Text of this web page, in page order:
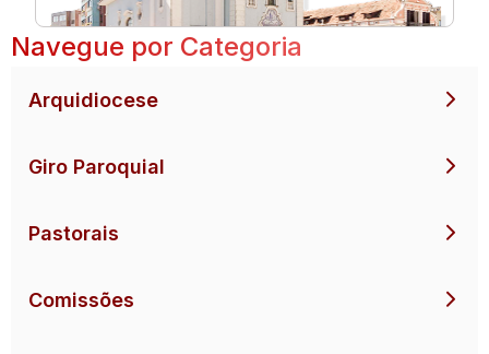
Navegue por Categoria
Arquidiocese
Giro Paroquial
Pastorais
Comissões